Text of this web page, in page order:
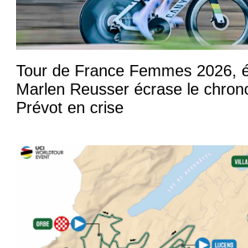
Tour de France Femmes 2026,
Marlen Reusser écrase le
Prévot en crise